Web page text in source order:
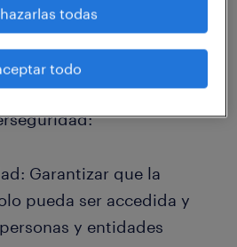
de intrusiones. Sin
de esta disciplina va más
pues se sustenta en tres
conocidos como
Garantizar que la
pueda ser accedida y
y entidades
todas
todo